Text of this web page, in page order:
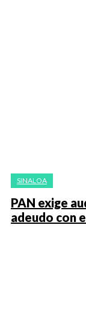
SINALOA
PAN exige
adeudo con